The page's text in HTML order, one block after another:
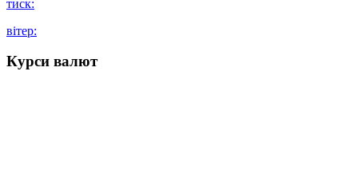
тиск:
вітер:
Курси валют